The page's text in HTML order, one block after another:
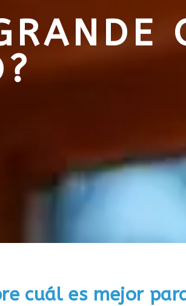
cuál es mejor